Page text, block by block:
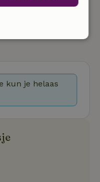
kun je helaas
Targeting